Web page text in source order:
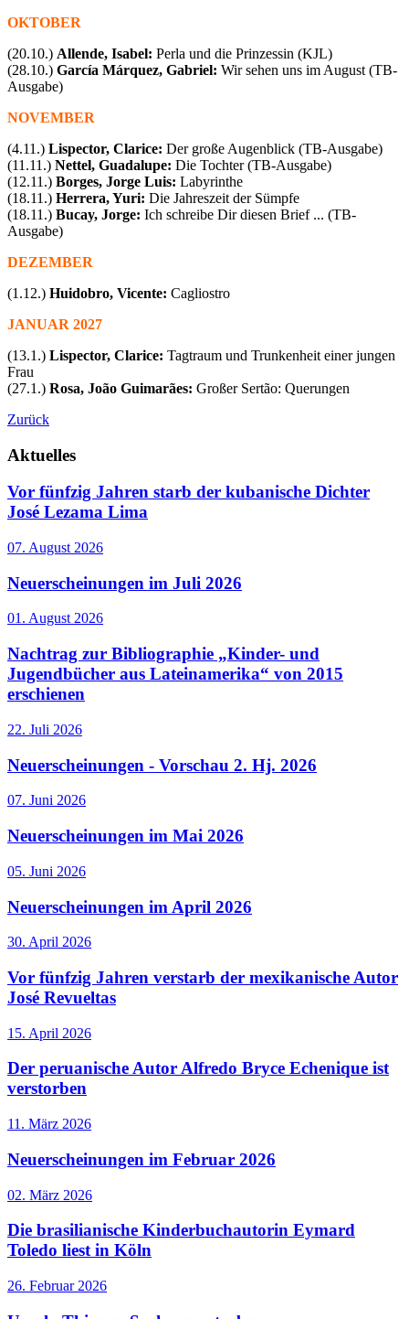
OKTOBER
(20.10.) Allende, Isabel: Perla und die Prinzessin (KJL)
(28.10.) García Márquez, Gabriel: Wir sehen uns im August (TB-
Ausgabe)
NOVEMBER
(4.11.) Lispector, Clarice: Der große Augenblick (TB-Ausgabe)
(11.11.) Nettel, Guadalupe: Die Tochter (TB-Ausgabe)
(12.11.) Borges, Jorge Luis: Labyrinthe
(18.11.) Herrera, Yuri: Die Jahreszeit der Sümpfe
(18.11.) Bucay, Jorge: Ich schreibe Dir diesen Brief ... (TB-
Ausgabe)
DEZEMBER
(1.12.) Huidobro, Vicente: Cagliostro
JANUAR 2027
(13.1.) Lispector, Clarice: Tagtraum und Trunkenheit einer jungen
Frau
(27.1.) Rosa, João Guimarães: Großer Sertão: Querungen
Zurück
Aktuelles
Vor fünfzig Jahren starb der kubanische Dichter
José Lezama Lima
07. August 2026
Neuerscheinungen im Juli 2026
01. August 2026
Nachtrag zur Bibliographie „Kinder- und
Jugendbücher aus Lateinamerika“ von 2015
erschienen
22. Juli 2026
Neuerscheinungen - Vorschau 2. Hj. 2026
07. Juni 2026
Neuerscheinungen im Mai 2026
05. Juni 2026
Neuerscheinungen im April 2026
30. April 2026
Vor fünfzig Jahren verstarb der mexikanische Autor
José Revueltas
15. April 2026
Der peruanische Autor Alfredo Bryce Echenique ist
verstorben
11. März 2026
Neuerscheinungen im Februar 2026
02. März 2026
Die brasilianische Kinderbuchautorin Eymard
Toledo liest in Köln
26. Februar 2026